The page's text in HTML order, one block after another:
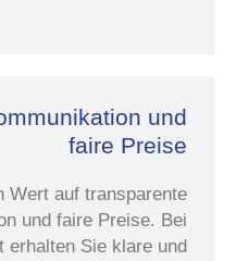
und
faire Preise
Wert auf transparente
und faire Preise. Bei
erhalten Sie klare und